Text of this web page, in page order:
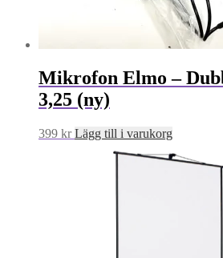
Mikrofon Elmo –
3,25 (ny)
399 kr Lägg till i varukorg